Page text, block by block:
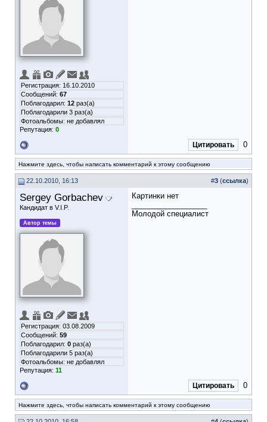
Регистрация: 16.10.2010
Сообщений: 67
Поблагодарил: 12 раз(а)
Поблагодарили 3 раз(а)
Фотоальбомы: не добавлял
Репутация: 0
Цитировать 0
Нажмите здесь, чтобы написать комментарий к этому сообщению
22.10.2010, 16:13 #3 (ссылка)
Sergey Gorbachev
Кандидат в V.I.P.
Автор темы
Регистрация: 03.08.2009
Сообщений: 59
Поблагодарил: 0 раз(а)
Поблагодарили 5 раз(а)
Фотоальбомы: не добавлял
Репутация: 11
Картинки нет
Молодой специалист
Цитировать 0
Нажмите здесь, чтобы написать комментарий к этому сообщению